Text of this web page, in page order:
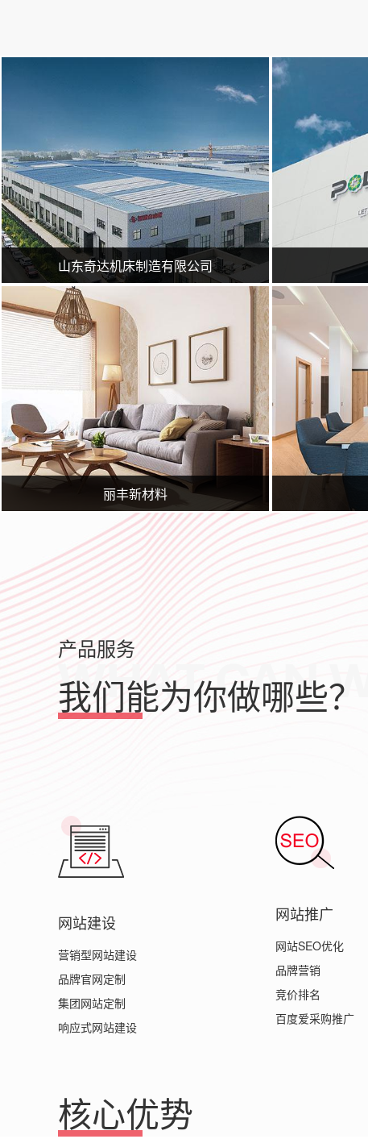
山东奇达机床制造有限公司
丽丰新材料
产品服务
我们能为你做哪些？
网站建设
营销型网站建设
品牌官网定制
集团网站定制
响应式网站建设
网站推广
网站SEO优化
品牌营销
竞价排名
百度爱采购推广
核心优势